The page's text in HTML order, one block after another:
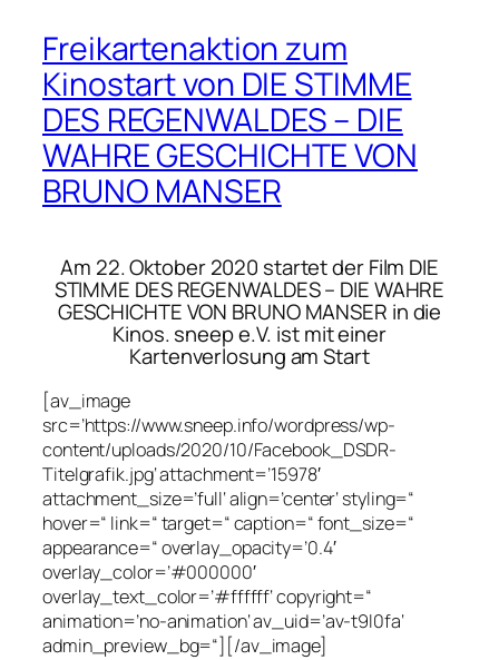
Freikartenaktion zum
Kinostart von DIE STIMME
DES REGENWALDES – DIE
WAHRE GESCHICHTE VON
BRUNO MANSER
Am 22. Oktober 2020 startet der Film DIE
STIMME DES REGENWALDES – DIE WAHRE
GESCHICHTE VON BRUNO MANSER in die
Kinos. sneep e.V. ist mit einer
Kartenverlosung am Start
[av_image
src=’https://www.sneep.info/wordpress/wp-
content/uploads/2020/10/Facebook_DSDR-
Titelgrafik.jpg‘ attachment=’15978′
attachment_size=’full‘ align=’center‘ styling=“
hover=“ link=“ target=“ caption=“ font_size=“
appearance=“ overlay_opacity=’0.4′
overlay_color=’#000000′
overlay_text_color=’#ffffff‘ copyright=“
animation=’no-animation‘ av_uid=’av-t9l0fa‘
admin_preview_bg=“][/av_image]